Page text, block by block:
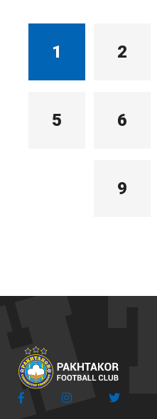
1 2
5 6
9